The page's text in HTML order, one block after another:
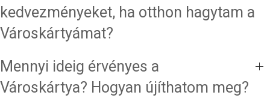
kedvezményeket, ha otthon hagytam a
Városkártyámat?
Mennyi ideig érvényes a
Városkártya? Hogyan újíthatom meg?